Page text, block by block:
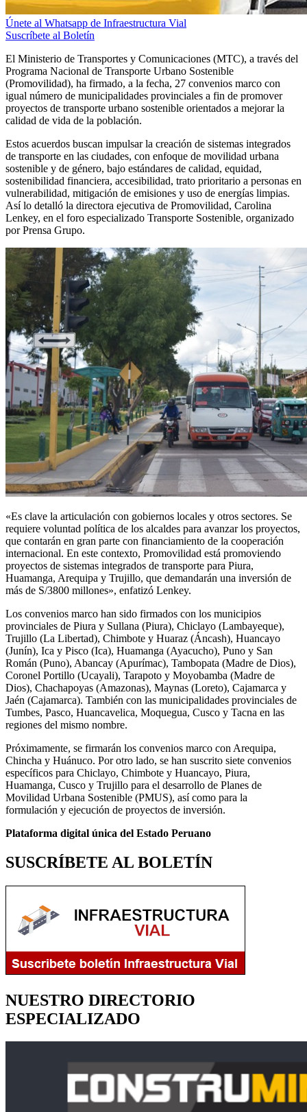
Únete al Whatsapp de Infraestructura Vial
Suscríbete al Boletín
El Ministerio de Transportes y Comunicaciones (MTC), a través del
Programa Nacional de Transporte Urbano Sostenible
(Promovilidad), ha firmado, a la fecha, 27 convenios marco con
igual número de municipalidades provinciales a fin de promover
proyectos de transporte urbano sostenible orientados a mejorar la
calidad de vida de la población.
Estos acuerdos buscan impulsar la creación de sistemas integrados
de transporte en las ciudades, con enfoque de movilidad urbana
sostenible y de género, bajo estándares de calidad, equidad,
sostenibilidad financiera, accesibilidad, trato prioritario a personas en
vulnerabilidad, mitigación de emisiones y uso de energías limpias.
Así lo detalló la directora ejecutiva de Promovilidad, Carolina
Lenkey, en el foro especializado Transporte Sostenible, organizado
por Prensa Grupo.
«Es clave la articulación con gobiernos locales y otros sectores. Se
requiere voluntad política de los alcaldes para avanzar los proyectos,
que contarán en gran parte con financiamiento de la cooperación
internacional. En este contexto, Promovilidad está promoviendo
proyectos de sistemas integrados de transporte para Piura,
Huamanga, Arequipa y Trujillo, que demandarán una inversión de
más de S/3800 millones», enfatizó Lenkey.
Los convenios marco han sido firmados con los municipios
provinciales de Piura y Sullana (Piura), Chiclayo (Lambayeque),
Trujillo (La Libertad), Chimbote y Huaraz (Áncash), Huancayo
(Junín), Ica y Pisco (Ica), Huamanga (Ayacucho), Puno y San
Román (Puno), Abancay (Apurímac), Tambopata (Madre de Dios),
Coronel Portillo (Ucayali), Tarapoto y Moyobamba (Madre de
Dios), Chachapoyas (Amazonas), Maynas (Loreto), Cajamarca y
Jaén (Cajamarca). También con las municipalidades provinciales de
Tumbes, Pasco, Huancavelica, Moquegua, Cusco y Tacna en las
regiones del mismo nombre.
Próximamente, se firmarán los convenios marco con Arequipa,
Chincha y Huánuco. Por otro lado, se han suscrito siete convenios
específicos para Chiclayo, Chimbote y Huancayo, Piura,
Huamanga, Cusco y Trujillo para el desarrollo de Planes de
Movilidad Urbana Sostenible (PMUS), así como para la
formulación y ejecución de proyectos de inversión.
Plataforma digital única del Estado Peruano
SUSCRÍBETE AL BOLETÍN
NUESTRO DIRECTORIO
ESPECIALIZADO